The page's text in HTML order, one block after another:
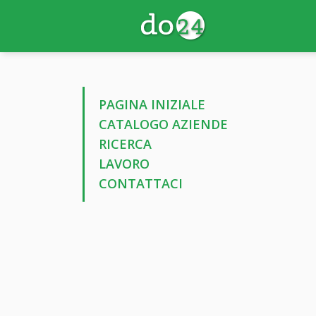
PAGINA INIZIALE
CATALOGO AZIENDE
RICERCA
LAVORO
CONTATTACI